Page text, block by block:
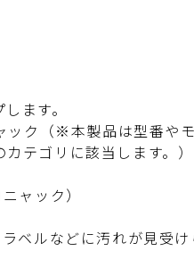
ます。
ック（※本製品は型番や
テゴリに該当します。）
ャック）
ベルなどに汚れが見受